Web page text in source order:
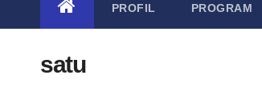
PROFIL PROGRAM
satu